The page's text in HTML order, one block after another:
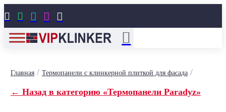
    
Главная/ Термопанели с клинкерной плиткой для фасада/
← Назад в категорию «Термопанели Paradyz»